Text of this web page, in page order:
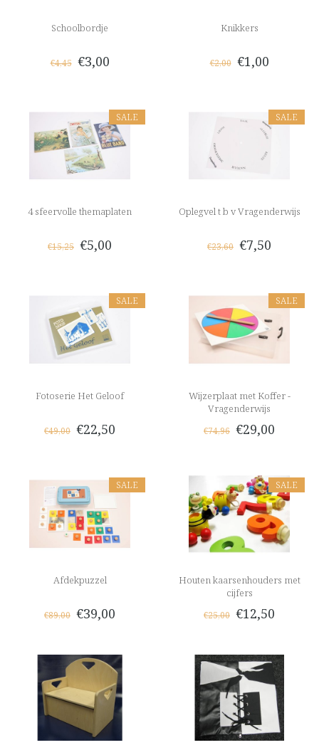
Schoolbordje
€4,45 €3,00
Knikkers
€2,00 €1,00
SALE
4 sfeervolle themaplaten
€15,25 €5,00
SALE
Oplegvel t b v Vragenderwijs
€23,60 €7,50
SALE
Fotoserie Het Geloof
€49,00 €22,50
SALE
Wijzerplaat met Koffer -
Vragenderwijs
€74,96 €29,00
SALE
Afdekpuzzel
€89,00 €39,00
SALE
Houten kaarsenhouders met
cijfers
€25,00 €12,50